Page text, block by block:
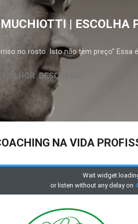
Pular para o conteúdo
| ESCOLHA
no rosto. Isto não tem preço" Essa
DESCUBRA!
NA VIDA